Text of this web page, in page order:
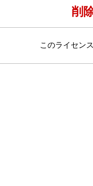
削
このライセン